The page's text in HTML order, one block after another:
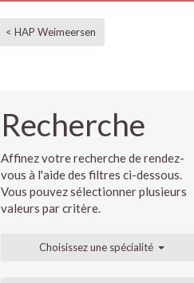
< HAP Weimeersen
Recherche
Affinez votre recherche de rendez-
vous à l'aide des filtres ci-dessous.
Vous pouvez sélectionner plusieurs
valeurs par critère.
Choisissez une spécialité